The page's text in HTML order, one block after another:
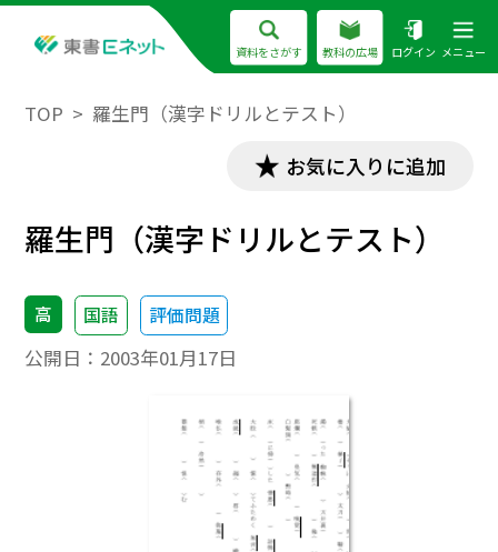
資料をさがす 教科の広場 ログイン メニュー
TOP 羅生門（漢字ドリルとテスト）
お気に入りに追加
羅生門（漢字ドリルとテスト）
高 国語 評価問題
公開日： 2003年01月17日